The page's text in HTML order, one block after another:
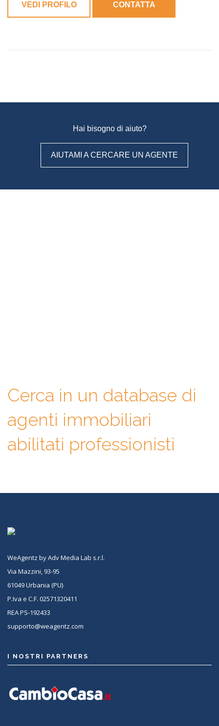
VEDI PROFILO CONTATTA
Hai bisogno di aiuto?
AIUTAMI A CERCARE UN AGENTE
Cerca in un database di
agenti immobiliari
abilitati professionisti
WeAgentz by Adv Media Lab s.r.l.
Via Mazzini, 93-95
61049 Urbania (PU)
P.Iva e C.F. 02571320411
REA PS-192433
supporto@weagentz.com
I NOSTRI PARTNERS